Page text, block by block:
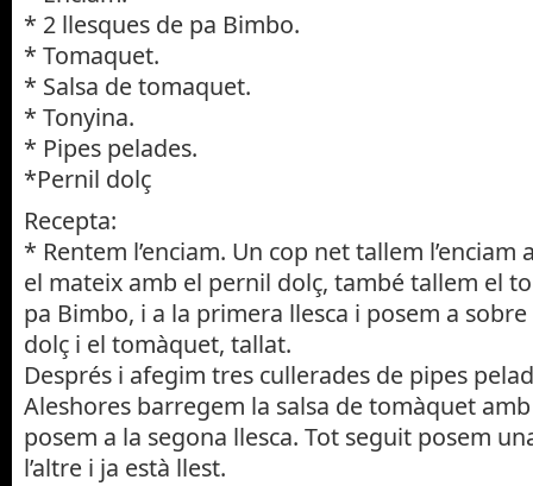
* 2 llesques de pa Bimbo.
* Tomaquet.
* Salsa de tomaquet.
* Tonyina.
* Pipes pelades.
*Pernil dolç
Recepta:
* Rentem l’enciam. Un cop net tallem
el mateix amb el pernil dolç, també tallem el
pa Bimbo, i a la primera llesca i posem a sobre
dolç i el tomàquet, tallat.
Després i afegim tres cullerades de pipes
Aleshores barregem la salsa de tomàquet
posem a la segona llesca. Tot seguit posem
l’altre i ja està llest.